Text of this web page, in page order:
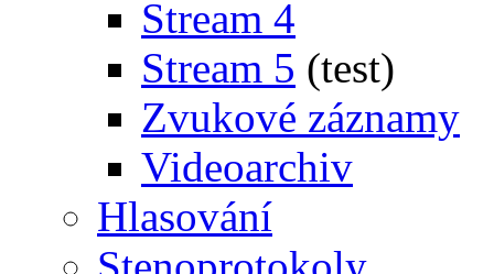
Stream 4
Stream 5 (test)
Zvukové záznamy
Videoarchiv
Hlasování